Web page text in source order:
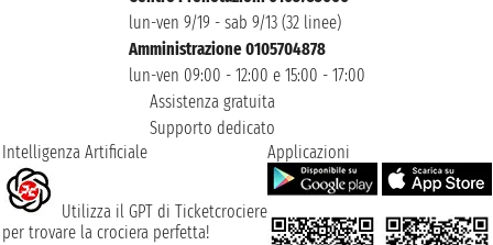
lun-ven 9/19 - sab 9/13 (32 linee)
Amministrazione 0105704878
lun-ven 09:00 - 12:00 e 15:00 - 17:00
Assistenza gratuita
Supporto dedicato
Intelligenza Artificiale
Utilizza il GPT di Ticketcrociere
per trovare la crociera perfetta!
Applicazioni